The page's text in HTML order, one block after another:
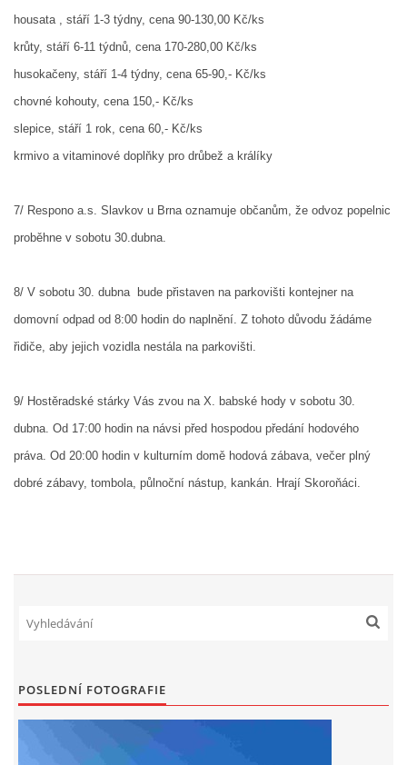
© 2026 eStránky.cz |Aktualizováno: 5. 8. 2026
housata , stáří 1-3 týdny, cena 90-130,00 Kč/ks
krůty, stáří 6-11 týdnů, cena 170-280,00 Kč/ks
husokačeny, stáří 1-4 týdny, cena 65-90,- Kč/ks
chovné kohouty, cena 150,- Kč/ks
slepice, stáří 1 rok, cena 60,- Kč/ks
krmivo a vitaminové doplňky pro drůbež a králíky
7/ Respono a.s. Slavkov u Brna oznamuje občanům, že odvoz popelnic
proběhne v sobotu 30.dubna.
8/ V sobotu 30. dubna
bude přistaven na parkovišti kontejner na
domovní odpad od 8:00 hodin do naplnění. Z tohoto důvodu žádáme
řidiče, aby jejich vozidla nestála na parkovišti.
9/ Hostěradské stárky Vás zvou na X. babské hody v sobotu 30.
dubna. Od 17:00 hodin na návsi před hospodou předání hodového
práva. Od 20:00 hodin v kulturním domě hodová zábava, večer plný
dobré zábavy, tombola, půlnoční nástup, kankán. Hrají Skoroňáci.
POSLEDNÍ FOTOGRAFIE